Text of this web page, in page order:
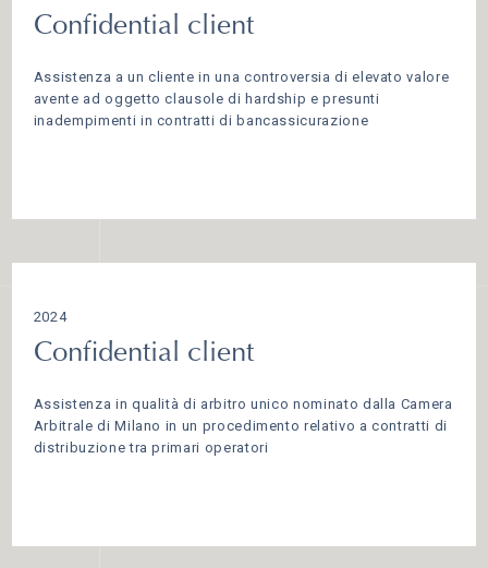
Confidential client
Assistenza a un cliente in una controversia di elevato valore
avente ad oggetto clausole di hardship e presunti
inadempimenti in contratti di bancassicurazione
2024
Confidential client
Assistenza in qualità di arbitro unico nominato dalla Camera
Arbitrale di Milano in un procedimento relativo a contratti di
distribuzione tra primari operatori